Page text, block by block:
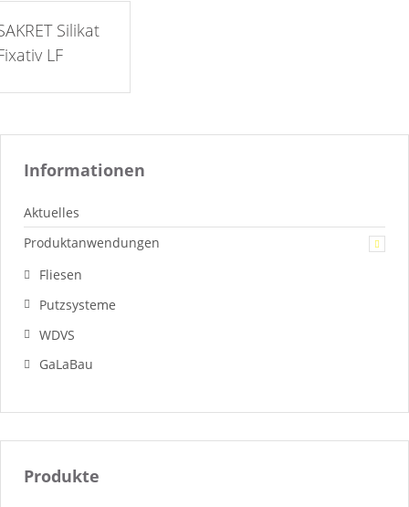
Silikat
LF
auf die Merkliste >
Informationen
Aktuelles
Produktanwendungen
Fliesen
Putzsysteme
WDVS
GaLaBau
Produkte